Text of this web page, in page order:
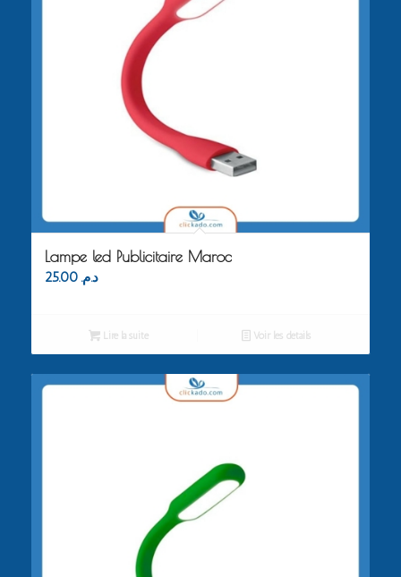
Lampe led Publicitaire Maroc
د.م. 25.00
Lire la suite Voir les détails